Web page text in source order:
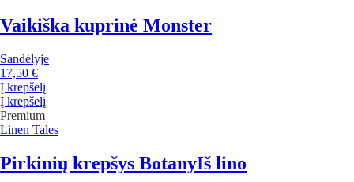
Vaikiška kuprinė Monster
Sandėlyje
17,50 €
Į krepšelį
Į krepšelį
Premium
Linen Tales
Pirkinių krepšys BotanyIš lino